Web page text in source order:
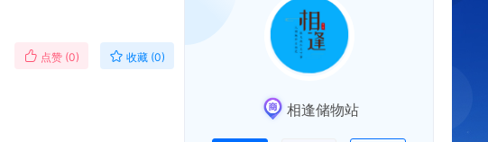
点赞 (0) 收藏 (0)
相逢储物站